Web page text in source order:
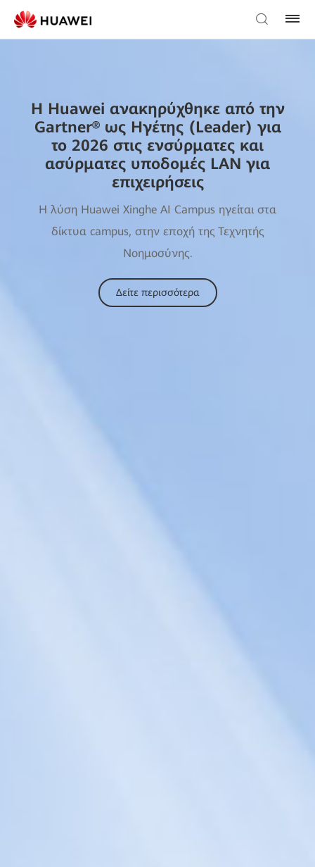
Η Huawei ανακηρύχθηκε από την
Gartner® ως Ηγέτης (Leader) για
το 2026 στις ενσύρματες και
ασύρματες υποδομές LAN για
επιχειρήσεις
Η λύση Huawei Xinghe AI Campus ηγείται στα
δίκτυα campus, στην εποχή της Τεχνητής
Νοημοσύνης.
Δείτε περισσότερα